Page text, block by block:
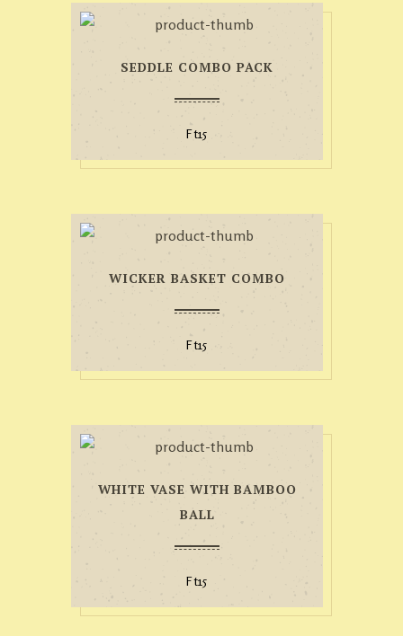
SEDDLE COMBO PACK
Ft15
WICKER BASKET COMBO
Ft15
WHITE VASE WITH BAMBOO
BALL
Ft15